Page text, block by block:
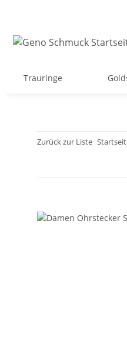
Trauringe
Zurück zur Liste